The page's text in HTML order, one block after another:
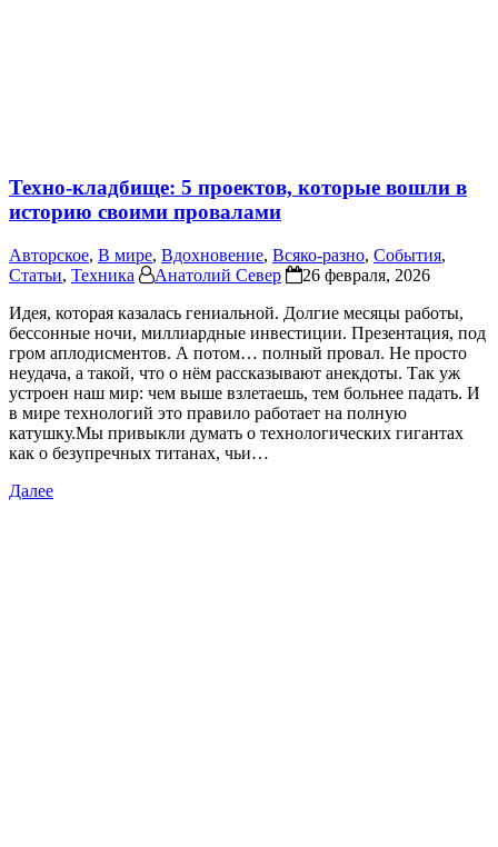
Техно-кладбище: 5 проектов, которые вошли в
историю своими провалами
Авторское, В мире, Вдохновение, Всяко-разно, События,
Статьи, Техника Анатолий Север
26 февраля, 2026
Идея, которая казалась гениальной. Долгие месяцы работы,
бессонные ночи, миллиардные инвестиции. Презентация, под
гром аплодисментов. А потом… полный провал. Не просто
неудача, а такой, что о нём рассказывают анекдоты. Так уж
устроен наш мир: чем выше взлетаешь, тем больнее падать. И
в мире технологий это правило работает на полную
катушку.Мы привыкли думать о технологических гигантах
как о безупречных титанах, чьи…
Далее